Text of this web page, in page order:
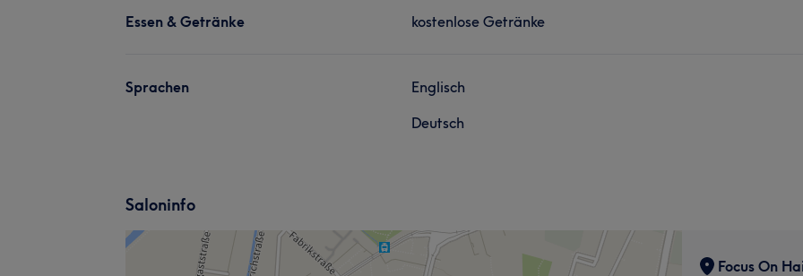
Essen & Getränke kostenlose Getränke
Sprachen
Englisch
Deutsch
Saloninfo
Focus On